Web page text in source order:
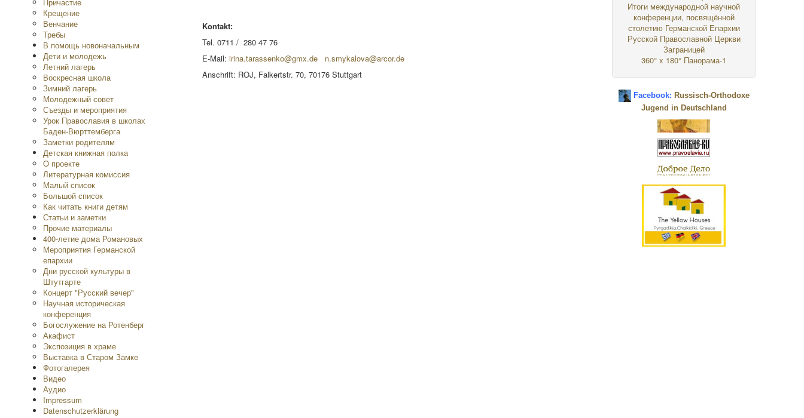
Крещение
Венчание
Требы
В помощь новоначальным
Дети и молодежь
Летний лагерь
Воскресная школа
Зимний лагерь
Молодежный совет
Съезды и мероприятия
Урок Православия в школах
Баден-Вюрттемберга
Заметки родителям
Детская книжная полка
O проекте
Литературная комиссия
Малый список
Большой список
Как читать книги детям
Статьи и заметки
Прочие материалы
400-летие дома Романовых
Мероприятия Германской
епархии
Дни русской культуры в
Штутгарте
Концерт "Русский вечер"
Научная историческая
конференция
Богослужение на Ротенберг
Акафист
Экспозиция в храме
Выставка в Старом Замке
Фотогалерея
Видео
Аудио
Impressum
Datenschutzerklärung
Kontakt:
Tel. 0711 / 280 47 76
E-Mail: irina.tarassenko@gmx.de
n.smykalova@arcor.de
Anschrift: ROJ, Falkertstr. 70, 70176 Stuttgart
Итоги международной научной
конференции, посвящённой
столетию Германской Епархии
Русской Православной Церкви
Заграницей
360° x 180° Панорама-1
Facebook: Russisch-Orthodoxe
Jugend in Deutschland